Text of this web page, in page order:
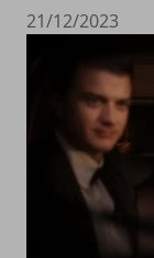
21/12/2023